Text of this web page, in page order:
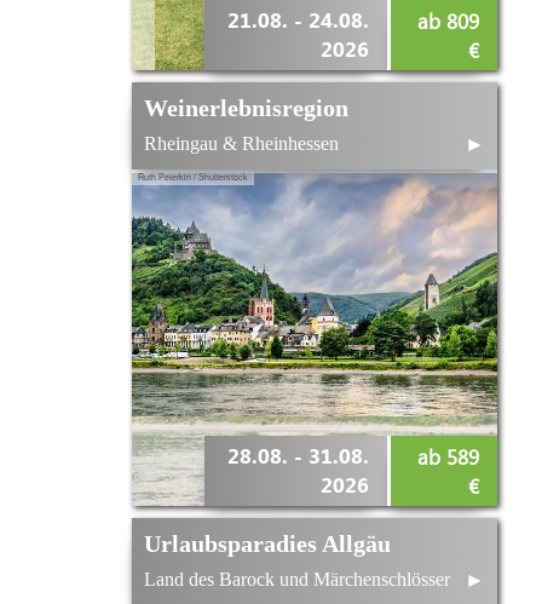
21.08. - 24.08.
2026
ab 809
€
Ruth Peterkin / Shutterstock
Weinerlebnisregion
Rheingau & Rheinhessen ►
28.08. - 31.08.
2026
ab 589
€
Urlaubsparadies Allgäu
Land des Barock und Märchenschlösser ►